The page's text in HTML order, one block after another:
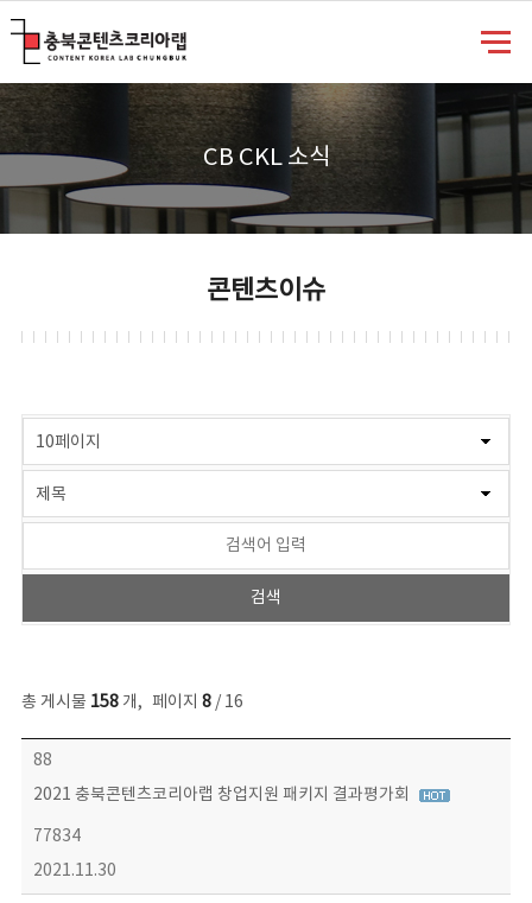
CB CKL 소식
콘텐츠이슈
총 게시물 158개, 페이지 8/ 16
콘텐츠이슈 목록 - 번호, 제목, 작성자, 파일, 조회수, 작성일 정보 제공
88
2021 충북콘텐츠코리아랩 창업지원 패키지 결과평가회
77834
2021.11.30